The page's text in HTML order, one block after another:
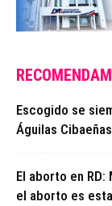
Escogido se
Águilas Cibaeñas
El aborto en
el aborto es